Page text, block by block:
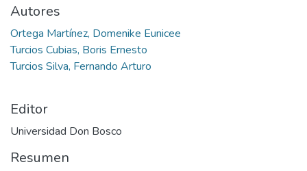
Autores
Ortega Martínez, Domenike Eunicee
Turcios Cubias, Boris Ernesto
Turcios Silva, Fernando Arturo
Editor
Universidad Don Bosco
Resumen